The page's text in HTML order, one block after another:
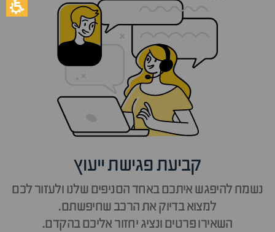
קביעת פגישת ייעוץ
נשמח להיפגש איתכם באחד הסניפים שלנו ולעזור לכם
למצוא בדיוק את הרכב שחיפשתם.
השאירו פרטים ונציג יחזור אליכם בהקדם.